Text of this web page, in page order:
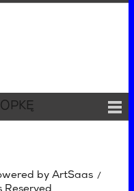
by ArtSaas/